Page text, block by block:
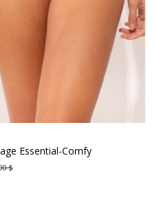
Essential-Comfy
$